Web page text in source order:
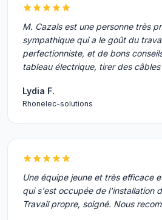
M. Cazals est une personne très
sympathique qui a le goût du
perfectionniste, et de bons
tableau électrique, tirer des
Lydia F.
Rhonelec-solutions
Une équipe jeune et très efficace
qui s'est occupée de l'installation
Travail propre, soigné. Nous